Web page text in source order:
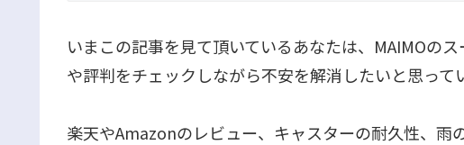
いまこの記事を見て頂いているあなたは、MAIMOの
や評判をチェックしながら不安を解消したいと思って
楽天やAmazonのレビュー、キャスターの耐久性、雨